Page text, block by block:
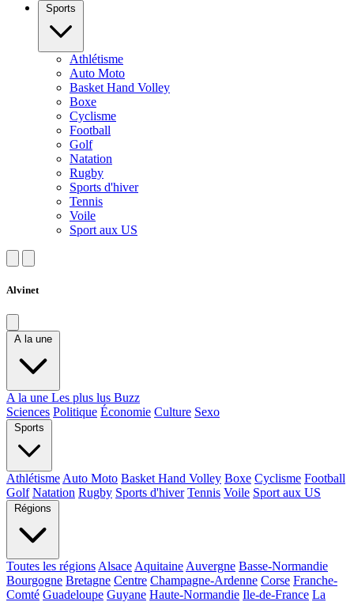
Sports
Athlétisme
Auto Moto
Basket Hand Volley
Boxe
Cyclisme
Football
Golf
Natation
Rugby
Sports d'hiver
Tennis
Voile
Sport aux US
Alvinet
A la une
A la une Les plus lus Buzz
Sciences Politique Économie Culture Sexo
Sports
Athlétisme Auto Moto Basket Hand Volley Boxe Cyclisme Football
Golf Natation Rugby Sports d'hiver Tennis Voile Sport aux US
Régions
Toutes les régions Alsace Aquitaine Auvergne Basse-Normandie
Bourgogne Bretagne Centre Champagne-Ardenne Corse Franche-
Comté Guadeloupe Guyane Haute-Normandie Ile-de-France La